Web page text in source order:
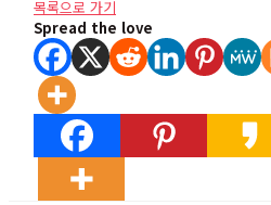
목록으로 가기
Spread the love